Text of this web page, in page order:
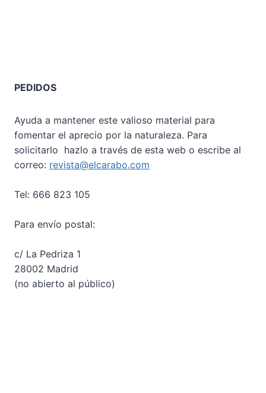
PEDIDOS
Ayuda a mantener este valioso material para
fomentar el aprecio por la naturaleza. Para
solicitarlo hazlo a través de esta web o escribe al
correo: revista@elcarabo.com
Tel: 666 823 105
Para envío postal:
c/ La Pedriza 1
28002 Madrid
(no abierto al público)